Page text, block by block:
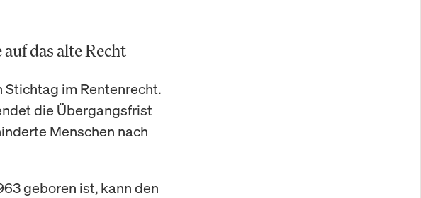
das alte Recht
im Rentenrecht.
die Übergangsfrist
Menschen nach
geboren ist, kann den